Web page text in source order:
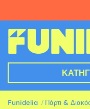
Funidelia Πάρτι &